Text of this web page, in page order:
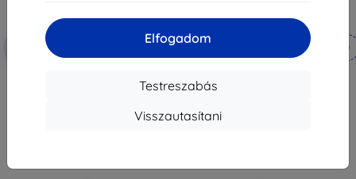
Elfogadom
Testreszabás
Visszautasítani
kuponnal
EXTRA3D -5% EXTRA3D